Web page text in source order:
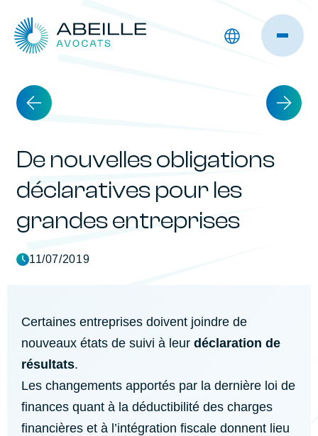
De nouvelles obligations
déclaratives pour les
grandes entreprises
11/07/2019
Certaines entreprises doivent joindre de
nouveaux états de suivi à leur déclaration de
résultats.
Les changements apportés par la dernière loi de
finances quant à la déductibilité des charges
financières et à l’intégration fiscale donnent lieu